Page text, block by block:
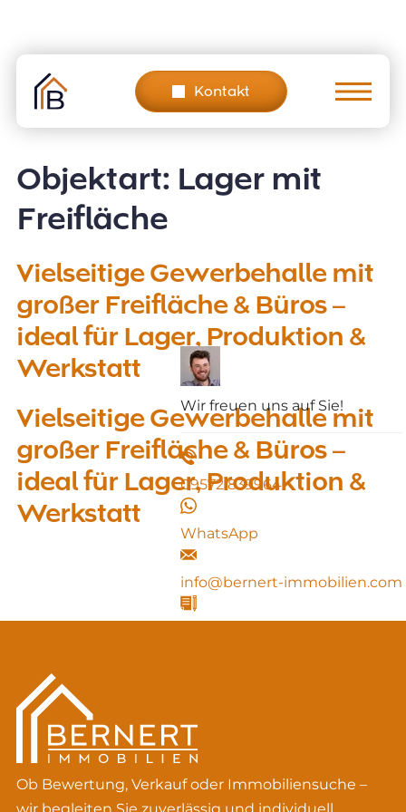
content
Kontakt
Wir freuen uns auf Sie!
09572 839964
WhatsApp
info@bernert-immobilien.com
Objektart: Lager mit
Freifläche
Vielseitige Gewerbehalle mit
großer Freifläche & Büros –
ideal für Lager, Produktion &
Werkstatt
Vielseitige Gewerbehalle mit
großer Freifläche & Büros –
ideal für Lager, Produktion &
Werkstatt
Ob Bewertung, Verkauf oder Immobiliensuche –
wir begleiten Sie zuverlässig und individuell.